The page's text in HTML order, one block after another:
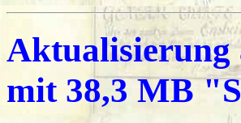
Aktualisierung
mit 38,3 MB